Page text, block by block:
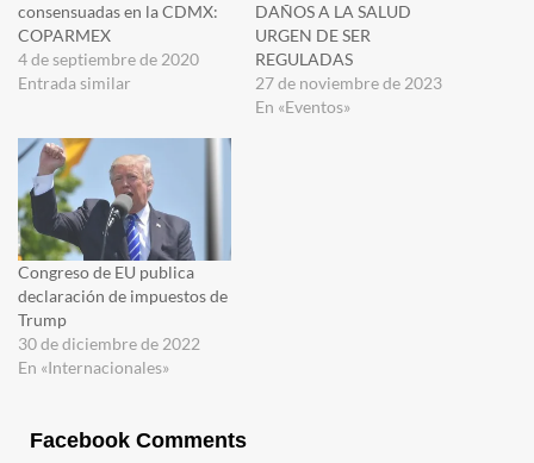
consensuadas en la CDMX:
COPARMEX
4 de septiembre de 2020
Entrada similar
DAÑOS A LA SALUD
URGEN DE SER
REGULADAS
27 de noviembre de 2023
En «Eventos»
Congreso de EU publica
declaración de impuestos de
Trump
30 de diciembre de 2022
En «Internacionales»
Facebook Comments